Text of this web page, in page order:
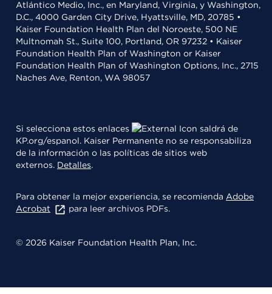
Atlántico Medio, Inc., en Maryland, Virginia, y Washington,
D.C., 4000 Garden City Drive, Hyattsville, MD, 20785 •
Kaiser Foundation Health Plan del Noroeste, 500 NE
Multnomah St., Suite 100, Portland, OR 97232 • Kaiser
Foundation Health Plan of Washington or Kaiser
Foundation Health Plan of Washington Options, Inc., 2715
Naches Ave, Renton, WA 98057
Si selecciona estos enlaces
saldrá de
KP.org/espanol. Kaiser Permanente no se responsabiliza
de la información o las políticas de sitios web
externos. Detalles.
Para obtener la mejor experiencia, se recomienda Adobe
Acrobat
para leer archivos PDFs.
© 2026 Kaiser Foundation Health Plan, Inc.